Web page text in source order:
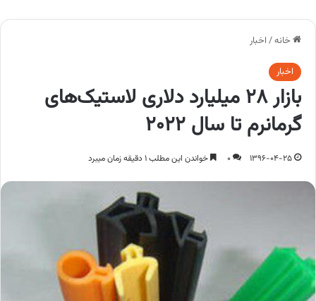
خانه/ اخبار
اخبار
بازار 28 میلیارد دلاری لاستیک‌های
گرمانرم تا سال 2022
1396-04-25
0 خواندن این مطلب 1 دقیقه زمان میبرد